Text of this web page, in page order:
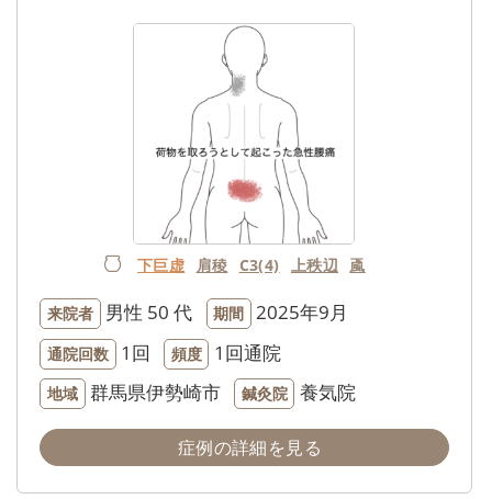
下巨虚 肩稜 C3(4) 上秩辺 颪
来院者 男性 50 代 期間 2025年9月
通院回数 1回 頻度 1回通院
地域 群馬県伊勢崎市 鍼灸院 養気院
症例の詳細を見る